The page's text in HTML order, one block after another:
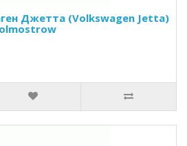
Джетта (Volkswagen Jetta)